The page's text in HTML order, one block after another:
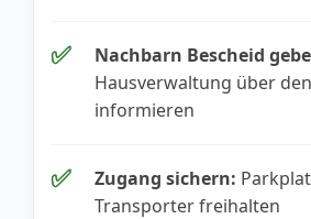
✅ Nachbarn Bescheid
Hausverwaltung über
informieren
✅ Zugang sichern:
Transporter freihalten